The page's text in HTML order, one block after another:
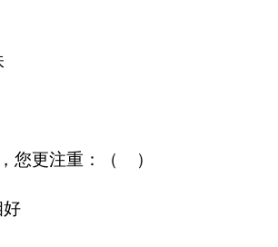
您更注重：（ ）
好